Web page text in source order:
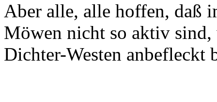
Aber alle, alle hoffen, daß
Möwen nicht so aktiv
Dichter-Westen anbefleckt